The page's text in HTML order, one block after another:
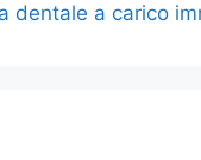
dentale a carico